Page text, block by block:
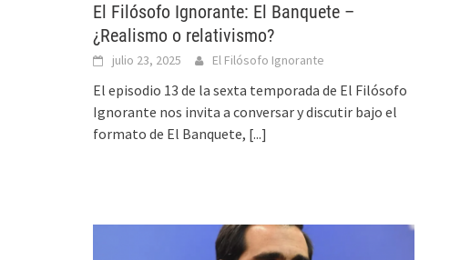
El Filósofo Ignorante: El Banquete –
¿Realismo o relativismo?
julio 23, 2025 El Filósofo Ignorante
El episodio 13 de la sexta temporada de El Filósofo
Ignorante nos invita a conversar y discutir bajo el
formato de El Banquete, [...]